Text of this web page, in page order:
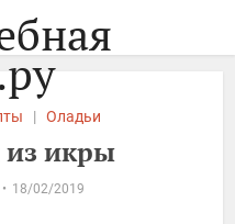
| Оладьи
икры
18/02/2019